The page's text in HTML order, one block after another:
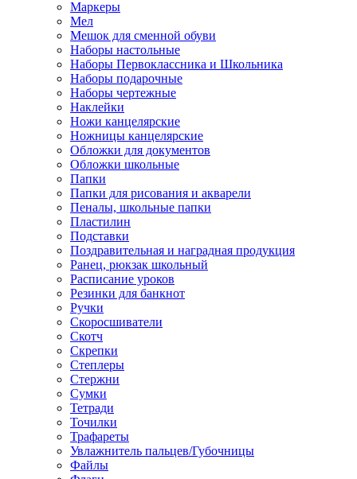
Маркеры
Мел
Мешок для сменной обуви
Наборы настольные
Наборы Первоклассника и Школьника
Наборы подарочные
Наборы чертежные
Наклейки
Ножи канцелярские
Ножницы канцелярские
Обложки для документов
Обложки школьные
Папки
Папки для рисования и акварели
Пеналы, школьные папки
Пластилин
Подставки
Поздравительная и наградная продукция
Ранец, рюкзак школьный
Расписание уроков
Резинки для банкнот
Ручки
Скоросшиватели
Скотч
Скрепки
Степлеры
Стержни
Сумки
Тетради
Точилки
Трафареты
Увлажнитель пальцев/Губочницы
Файлы